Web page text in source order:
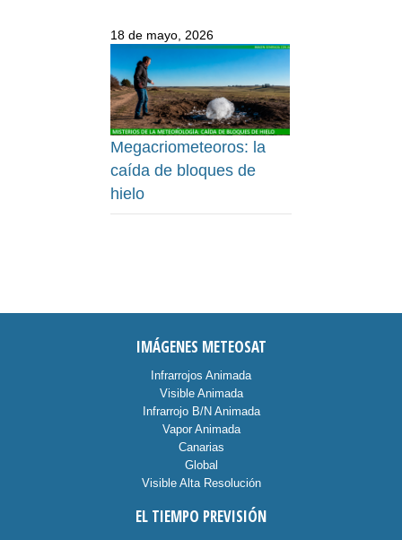
18 de mayo, 2026
Megacriometeoros: la
caída de bloques de
hielo
IMÁGENES METEOSAT
Infrarrojos Animada
Visible Animada
Infrarrojo B/N Animada
Vapor Animada
Canarias
Global
Visible Alta Resolución
EL TIEMPO PREVISIÓN